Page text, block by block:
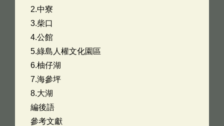
2.中寮
3.柴口
4.公館
5.綠島人權文化園區
6.柚仔湖
7.海參坪
8.大湖
編後語
參考文獻